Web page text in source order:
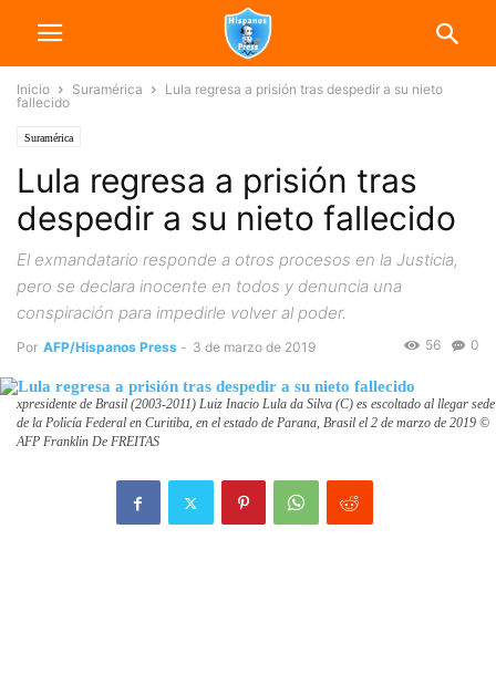
Inicio Suramérica
Lula regresa a prisión tras despedir a su nieto
fallecido
Suramérica
Lula regresa a prisión tras
despedir a su nieto fallecido
El exmandatario responde a otros procesos en la Justicia,
pero se declara inocente en todos y denuncia una
conspiración para impedirle volver al poder.
Por AFP/Hispanos Press - 3 de marzo de 2019 0
56
xpresidente de Brasil (2003-2011) Luiz Inacio Lula da Silva (C) es escoltado al llegar sede
de la Policía Federal en Curitiba, en el estado de Parana, Brasil el 2 de marzo de 2019 ©
AFP Franklin De FREITAS